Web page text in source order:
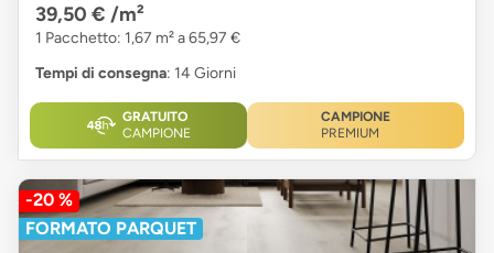
39,50 € /m²
1 Pacchetto: 1,67 m² a 65,97 €
Tempi di consegna: 14 Giorni
GRATUITO
CAMPIONE
CAMPIONE
PREMIUM
-20 %
FORMATO PARQUET